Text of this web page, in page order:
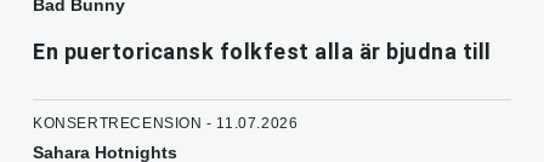
Bad Bunny
En puertoricansk folkfest alla är bjudna till
KONSERTRECENSION - 11.07.2026
Sahara Hotnights